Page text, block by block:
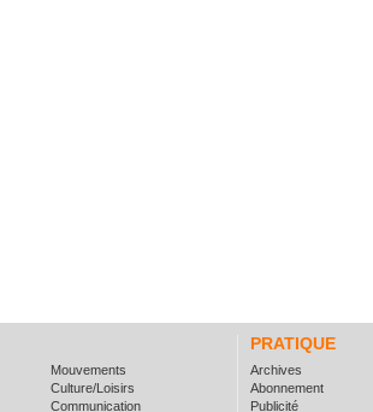
PRATIQUE
Mouvements
Culture/Loisirs
Communication
Archives
Abonnement
Publicité